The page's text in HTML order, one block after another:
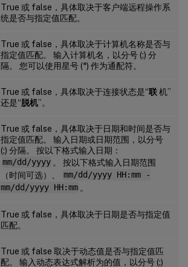
True 或 false，具体取决于客户端远程操作系
统是否与指定值匹配。
True 或 false，具体取决于计算机名称是否与
指定值匹配。 输入计算机名，以分号 (;) 分
隔。 您可以使用星号 (*) 作为通配符。
True 或 false，具体取决于连接状态是“联机”
还是“脱机”。
True 或 false，具体取决于日期和时间是否与
指定值匹配。 输入日期或日期范围，以分号
(;) 分隔。 按以下格式输入日期：
mm/dd/yyyy 。 按以下格式输入日期范围
（时间可选）、
mm/dd/yyyy HH:mm -
mm/dd/yyyy HH:mm 。
True 或 false，具体取决于日期是否与指定值
匹配。
True 或 false 取决于动态值是否与指定值匹
配。 输入动态表达式解析为的值，以分号 (;)